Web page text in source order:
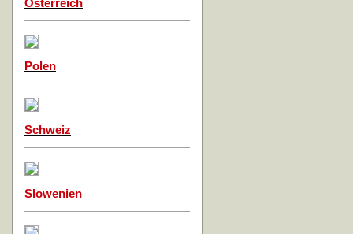
Österreich
Polen
Schweiz
Slowenien